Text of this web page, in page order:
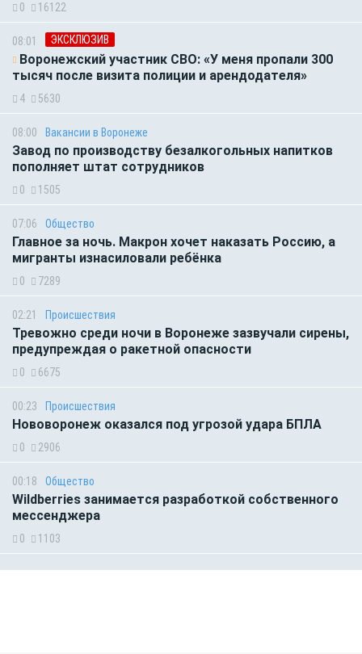
0 16122
08:01 ЭКСКЛЮЗИВ
Воронежский участник СВО: «У меня пропали 300
тысяч после визита полиции и арендодателя»
4 5630
08:00 Вакансии в Воронеже
Завод по производству безалкогольных напитков
пополняет штат сотрудников
0 1505
07:06 Общество
Главное за ночь. Макрон хочет наказать Россию, а
мигранты изнасиловали ребёнка
0 7289
02:21 Происшествия
Тревожно среди ночи в Воронеже зазвучали сирены,
предупреждая о ракетной опасности
0 6675
00:23 Происшествия
Нововоронеж оказался под угрозой удара БПЛА
0 2906
00:18 Общество
Wildberries занимается разработкой собственного
мессенджера
0 1103